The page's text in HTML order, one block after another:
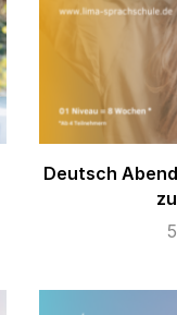
Deutsch